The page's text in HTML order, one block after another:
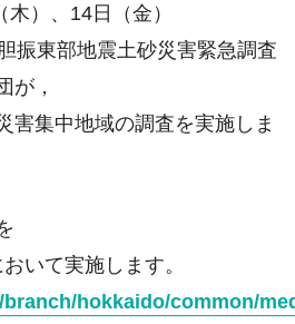
）、14日（金）
振東部地震土砂災害緊急調査
が，
害集中地域の調査を実施しま
いて実施します。
hokkaido/common/